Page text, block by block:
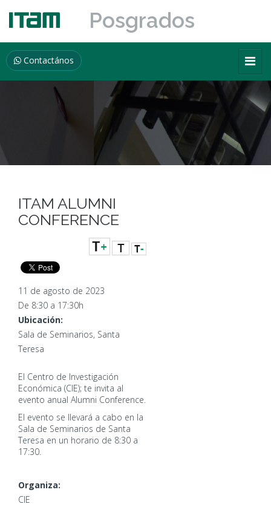
Posgrados
Contactános
ITAM ALUMNI
CONFERENCE
11 de agosto de 2023
De 8:30 a 17:30h
Ubicación:
Sala de Seminarios, Santa
Teresa
El Centro de Investigación
Económica (CIE); te invita al
evento anual Alumni Conference.
El evento se llevará a cabo en la
Sala de Seminarios de Santa
Teresa en un horario de 8:30 a
17:30.
Organiza:
CIE